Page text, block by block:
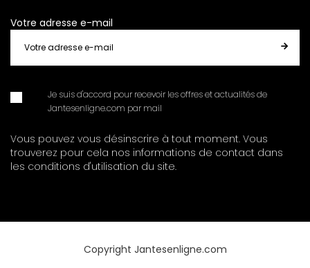
Votre adresse e-mail
Je suis d'accord pour recevoir les offres et actualités de
Jantesenligne.com par mail
Vous pouvez vous désinscrire à tout moment. Vous
trouverez pour cela nos informations de contact dans
les conditions d'utilisation du site.
Copyright Jantesenligne.com